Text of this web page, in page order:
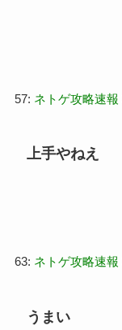
57: ネトゲ攻略速報
上手やねえ
63: ネトゲ攻略速報
うまい